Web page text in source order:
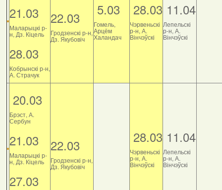
21.03
Маларыцкі р-
н, Дз. Кіцель
28.03
Кобрынскі р-н,
А. Страчук
22.03
Гродзенскі р-н,
Дз. Якубовіч
5.03
Гомель,
Арцём
Халандач
28.03
Чэрвеньскі
р-н, А.
Вінчэўскі
11.04
Лепельскі
р-н, А.
Вінчэўскі
20.03
Брэст, А.
Сербун
21.03
Маларыцкі р-
н, Дз. Кіцель
27.03
22.03
Гродзенскі р-н,
Дз. Якубовіч
28.03
Чэрвеньскі
р-н, А.
Вінчэўскі
11.04
Лепельскі
р-н, А.
Вінчэўскі